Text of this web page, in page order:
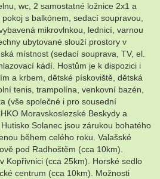
wc, 2 samostatné ložnice 2x1 a
s balkónem, sedací soupravou,
mikrovlnkou, lednicí, varnou
ubytované slouží prostory v
místnost (sedací souprava, TV, el.
kádí. Hostům je k dispozici i
a krbem, dětské pískoviště, dětská
tenis, trampolína, venkovní bazén,
(vše společné i pro sousední
Moravskoslezské Beskydy a
Solanec jsou zárukou bohatého
během celého roku. Valašské
pod Radhoštěm (cca 10km).
Kopřivnici (cca 25km). Horské sedlo
centrum (cca 10km). Možnosti